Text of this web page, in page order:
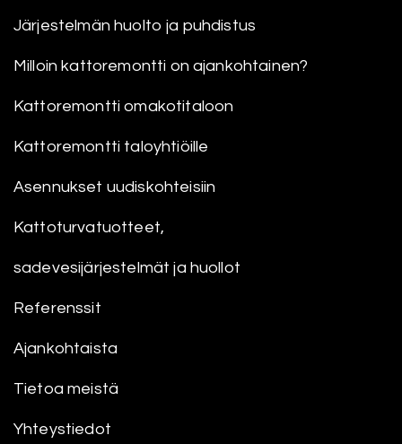
Järjestelmän huolto ja puhdistus
Milloin kattoremontti on ajankohtainen?
Kattoremontti omakotitaloon
Kattoremontti taloyhtiöille
Asennukset uudiskohteisiin
Kattoturvatuotteet,
sadevesijärjestelmät ja huollot
Referenssit
Ajankohtaista
Tietoa meistä
Yhteystiedot